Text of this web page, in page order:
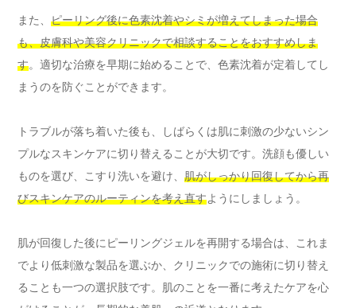
また、 ピーリング後に色素沈着やシミが増えてしまった場合
も、皮膚科や美容クリニックで相談することをおすすめしま
す。適切な治療を早期に始めることで、色素沈着が定着してし
まうのを防ぐことができます。
トラブルが落ち着いた後も、しばらくは肌に刺激の少ないシン
プルなスキンケアに切り替えることが大切です。洗顔も優しい
ものを選び、こすり洗いを避け、 肌がしっかり回復してから再
びスキンケアのルーティンを考え直すようにしましょう。
肌が回復した後にピーリングジェルを再開する場合は、これま
でより低刺激な製品を選ぶか、クリニックでの施術に切り替え
ることも一つの選択肢です。肌のことを一番に考えたケアを心